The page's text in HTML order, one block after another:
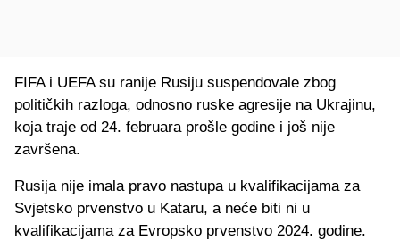
FIFA i UEFA su ranije Rusiju suspendovale zbog
političkih razloga, odnosno ruske agresije na Ukrajinu,
koja traje od 24. februara prošle godine i još nije
završena.
Rusija nije imala pravo nastupa u kvalifikacijama za
Svjetsko prvenstvo u Kataru, a neće biti ni u
kvalifikacijama za Evropsko prvenstvo 2024. godine.